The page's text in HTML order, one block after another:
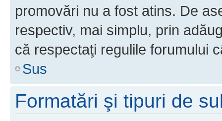
promovări nu a fost atins. De
respectiv, mai simplu, prin
că respectaţi regulile forumului
Sus
Formatări şi tipuri de